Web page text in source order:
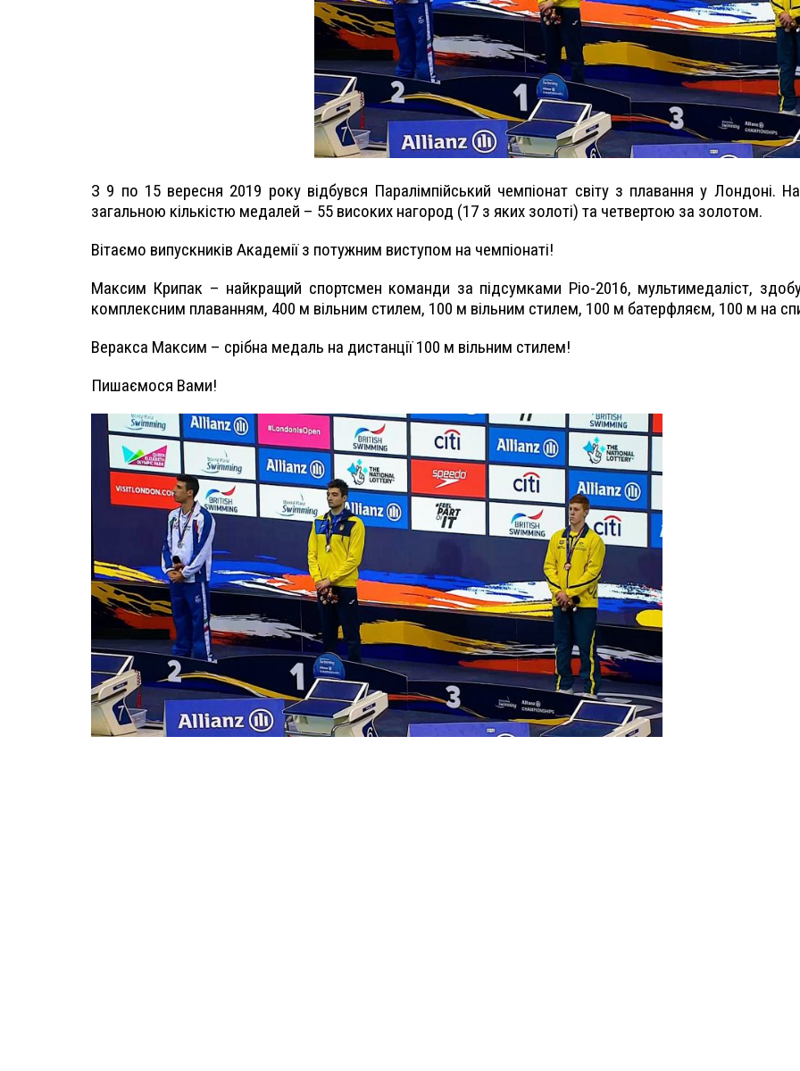
З 9 по 15 вересня 2019 року відбувся Паралімпійський чемпіонат світу з плавання у Лондоні.
загальною кількістю медалей – 55 високих нагород (17 з яких золоті) та четвертою за золотом.
Вітаємо випускників Академії з потужним виступом на чемпіонаті!
Максим Крипак – найкращий спортсмен команди за підсумками Ріо-2016, мультимедаліст,
комплексним плаванням, 400 м вільним стилем, 100 м вільним стилем, 100 м батерфляєм, 100 м на
Веракса Максим – срібна медаль на дистанції 100 м вільним стилем!
Пишаємося Вами!